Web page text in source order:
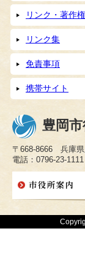
リンク・著作権
リンク集
免責事項
携帯サイト
豊岡
〒668-8666 兵庫県
電話：0796-23-